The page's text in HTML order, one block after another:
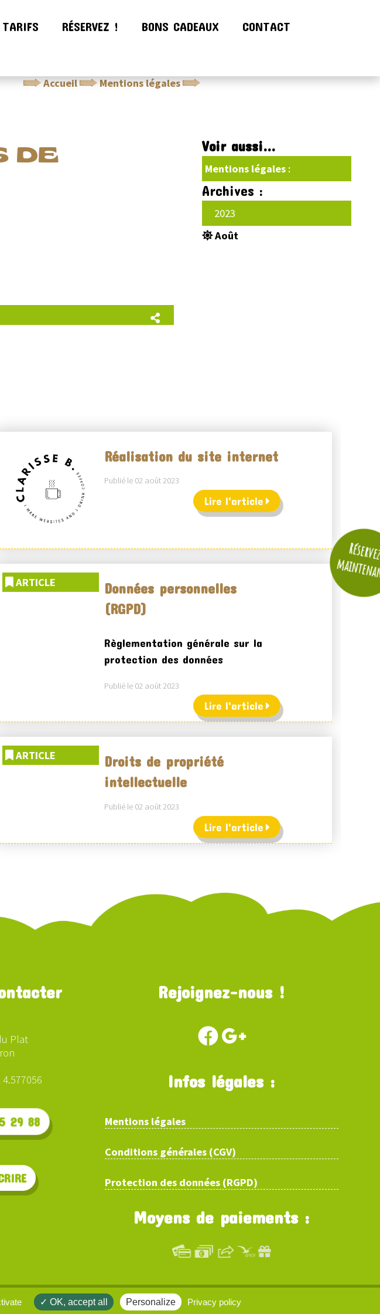
TARIFS RÉSERVEZ ! BONS CADEAUX CONTACT
Accueil Mentions légales Conditions générales de ventes (CGV)
DE
Voir aussi...
Mentions légales :
Archives :
2023
Août
Réalisation du site internet
Publié le 02 août 2023
Lire l'article
ARTICLE
Données personnelles
(RGPD)
Règlementation générale sur la
protection des données
Publié le 02 août 2023
Lire l'article
ARTICLE
Droits de propriété
intellectuelle
Publié le 02 août 2023
Lire l'article
Plat
4.577056
29 88
Rejoignez-nous !
Infos légales :
Mentions légales
Conditions générales (CGV)
Protection des données (RGPD)
Moyens de paiements :
OK, accept all Personalize Privacy policy